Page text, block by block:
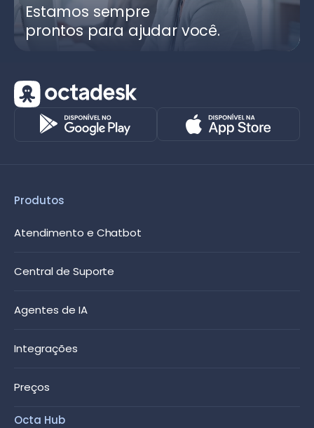
Estamos sempre
prontos para ajudar você.
Produtos
Atendimento e Chatbot
Central de Suporte
Agentes de IA
Integrações
Preços
Octa Hub